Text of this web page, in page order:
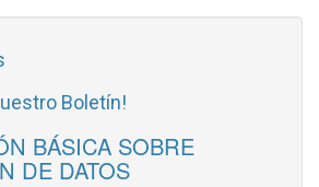
Boletín!
BÁSICA SOBRE
DE DATOS